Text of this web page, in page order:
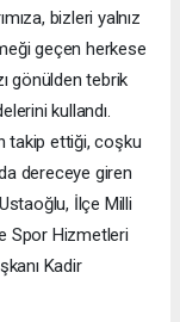
bizleri yalnız
geçen herkese
gönülden tebrik
kullandı.
takip ettiği, coşku
dereceye giren
İlçe Milli
Spor Hizmetleri
Kadir